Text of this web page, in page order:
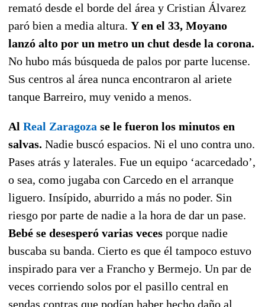
remató desde el borde del área y Cristian Álvarez
paró bien a media altura. Y en el 33, Moyano
lanzó alto por un metro un chut desde la corona.
No hubo más búsqueda de palos por parte lucense.
Sus centros al área nunca encontraron al ariete
tanque Barreiro, muy venido a menos.
Al Real Zaragoza se le fueron los minutos en
salvas. Nadie buscó espacios. Ni el uno contra uno.
Pases atrás y laterales. Fue un equipo ‘acarcedado’,
o sea, como jugaba con Carcedo en el arranque
liguero. Insípido, aburrido a más no poder. Sin
riesgo por parte de nadie a la hora de dar un pase.
Bebé se desesperó varias veces porque nadie
buscaba su banda. Cierto es que él tampoco estuvo
inspirado para ver a Francho y Bermejo. Un par de
veces corriendo solos por el pasillo central en
sendas contras que podían haber hecho daño al